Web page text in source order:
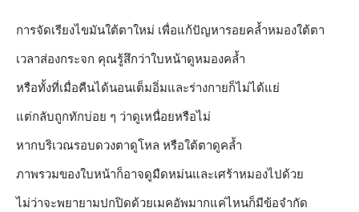
การจัดเรียงไขมันใต้ตาใหม่ เพื่อแก้ปัญหารอยคล้ำหมองใต้ตา
เวลาส่องกระจก คุณรู้สึกว่าใบหน้าดูหมองคล้ำ
หรือทั้งที่เมื่อคืนได้นอนเต็มอิ่มและร่างกายก็ไม่ได้แย่
แต่กลับถูกทักบ่อย ๆ ว่าดูเหนื่อยหรือไม่
หากบริเวณรอบดวงตาดูโหล หรือใต้ตาดูคล้ำ
ภาพรวมของใบหน้าก็อาจดูมืดหม่นและเศร้าหมองไปด้วย
ไม่ว่าจะพยายามปกปิดด้วยเมคอัพมากแค่ไหนก็มีข้อจำกัด